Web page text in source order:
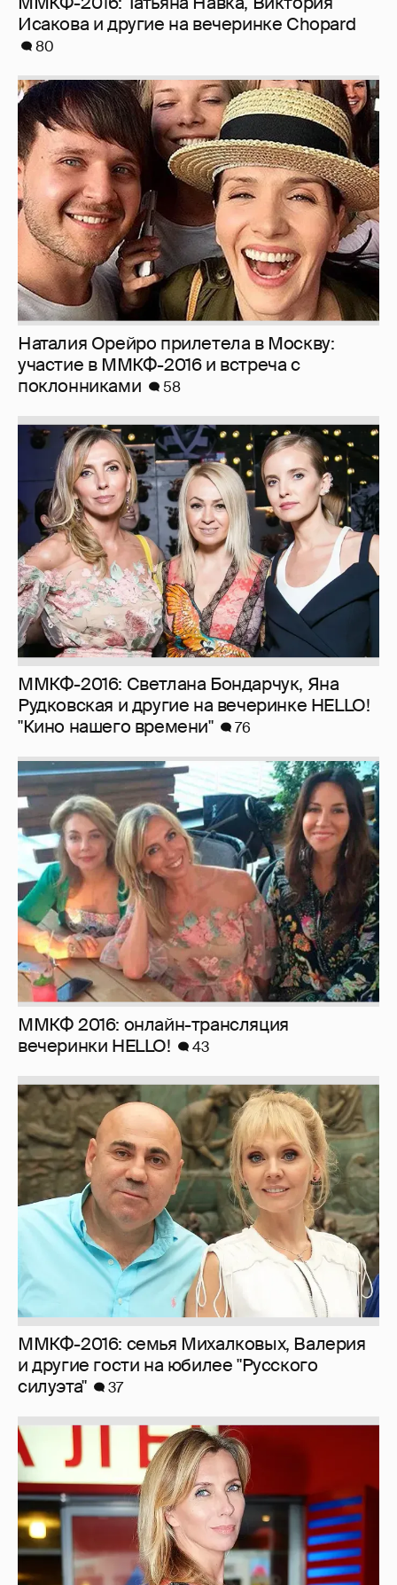
Исакова и другие на вечеринке Chopard
80
Наталия Орейро прилетела в Москву:
участие в ММКФ-2016 и встреча с
поклонниками
58
ММКФ-2016: Светлана Бoндарчук, Яна
Рудкoвская и другие на вечеринке HELLO!
"Кино нашего времени"
76
ММКФ 2016: онлайн-трансляция
вечеринки HELLO!
43
ММКФ-2016: семья Михалковых, Валерия
и другие гости на юбилее "Русского
силуэта"
37